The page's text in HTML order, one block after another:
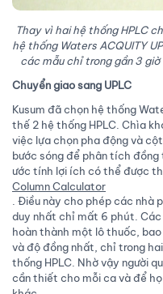
Thay vì hai hệ thống HPLC
hệ thống Waters ACQUITY
các mẫu chỉ trong gần 3
Chuyển giao sang UPLC
Kusum đã chọn hệ thống
thế 2 hệ thống HPLC. Chìa
việc lựa chọn pha động và
bước sóng để phân tích
ước tính lợi ích có thể được
Column Calculator
. Điều này cho phép các
duy nhất chỉ mất 6 phút.
hoàn thành một lô thuốc,
và độ đồng nhất, chỉ trong
thống HPLC. Nhờ vậy người
cần thiết cho mỗi ca và để